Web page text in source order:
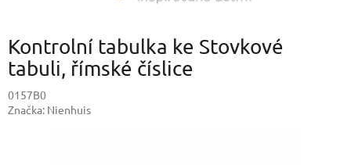
Kontrolní tabulka ke Stovkové
tabuli, římské číslice
0157B0
Značka: Nienhuis